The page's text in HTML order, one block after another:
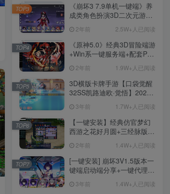
《崩坏3 7.9单机一键端》养
成类角色扮演3D二次元游
用、无限资源、附带保姆级
安装教程
2年前 2.5W+人已阅读
TOP3
《原神5.0》经典3D冒险端游
+Win系一键服务端+配套PC
池文件
2年前 1.9W+人已阅读
TOP4
3D横版卡牌手游【口袋觉醒
32SS凯路迪欧·觉悟】2023
+支付对接+安卓苹果双端+运
营后台+GM授权后台+代理
后台
3年前 1.7W+人已阅读
TOP5
【一键安装】经典仿官梦幻
西游之花好月圆+三经脉版本
卡+剧情活动+视频搭建及其
他修改资料
2年前 1.4W+人已阅读
TOP6
[一键安装] 崩坏3V1.5版本一
键端启动端分享+一键代理
ID+详细指令+极简一键修改
3年前 1.4W+人已阅读
TOP7